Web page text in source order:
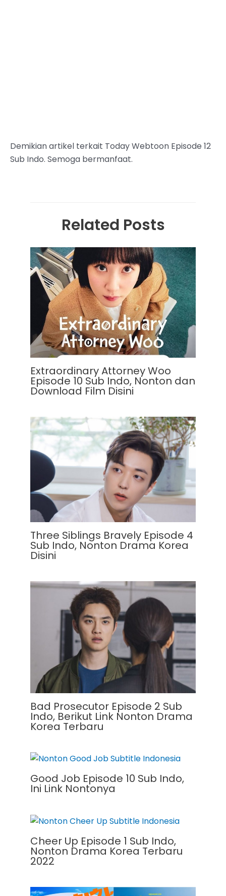
Demikian artikel terkait Today Webtoon Episode 12
Sub Indo. Semoga bermanfaat.
Related Posts
Extraordinary Attorney Woo
Episode 10 Sub Indo, Nonton dan
Download Film Disini
Three Siblings Bravely Episode 4
Sub Indo, Nonton Drama Korea
Disini
Bad Prosecutor Episode 2 Sub
Indo, Berikut Link Nonton Drama
Korea Terbaru
Good Job Episode 10 Sub Indo,
Ini Link Nontonya
Cheer Up Episode 1 Sub Indo,
Nonton Drama Korea Terbaru
2022